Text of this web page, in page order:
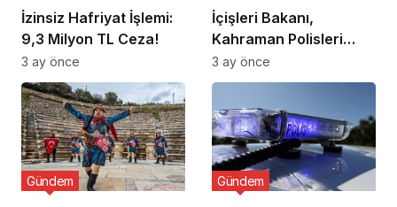
İzinsiz Hafriyat İşlemi:
9,3 Milyon TL Ceza!
3 ay önce
İçişleri Bakanı,
Kahraman Polisleri
Ziyaret Etti
3 ay önce
Gündem Gündem